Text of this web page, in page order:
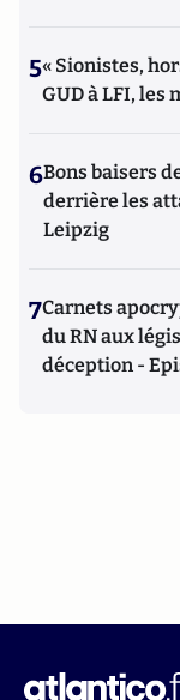
5« Sionistes,
GUD à LFI, les
6Bons baisers
derrière les
Leipzig
7Carnets
du RN aux
déception -